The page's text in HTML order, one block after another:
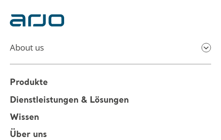
About us
Produkte
Dienstleistungen & Lösungen
Wissen
Über uns